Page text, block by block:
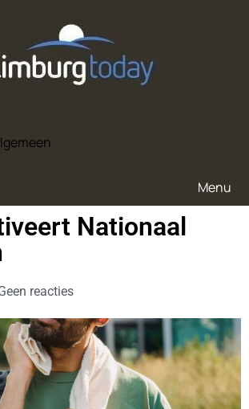
Menu
Nationaal
reacties